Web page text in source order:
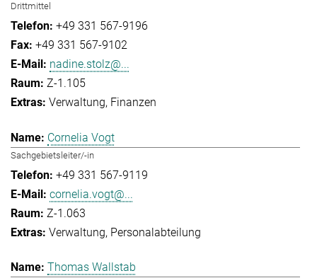
Drittmittel
+49 331 567-9196
+49 331 567-9102
nadine.stolz@...
Z-1.105
Verwaltung Finanzen
Cornelia Vogt
Sachgebietsleiter/-in
+49 331 567-9119
cornelia.vogt@...
Z-1.063
Verwaltung Personalabteilung
Thomas Wallstab